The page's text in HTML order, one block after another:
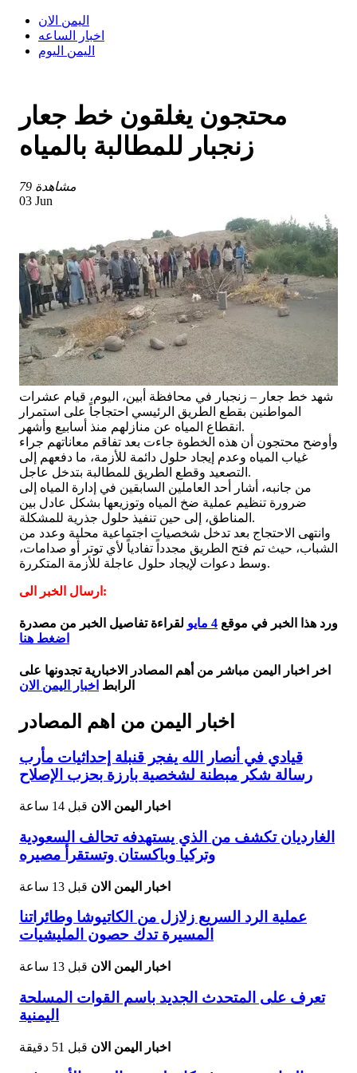
اليمن الان
اخبار الساعه
اليمن اليوم
محتجون يغلقون خط جعار
زنجبار للمطالبة بالمياه
79 مشاهدة
03 Jun
شهد خط جعار – زنجبار في محافظة أبين، اليوم، قيام عشرات
المواطنين بقطع الطريق الرئيسي احتجاجاً على استمرار
انقطاع المياه عن منازلهم منذ أسابيع وأشهر.
وأوضح محتجون أن هذه الخطوة جاءت بعد تفاقم معاناتهم جراء
غياب المياه وعدم إيجاد حلول دائمة للأزمة، ما دفعهم إلى
التصعيد وقطع الطريق للمطالبة بتدخل عاجل.
من جانبه، أشار أحد العاملين السابقين في إدارة المياه إلى
ضرورة تنظيم عملية ضخ المياه وتوزيعها بشكل عادل بين
المناطق، إلى حين تنفيذ حلول جذرية للمشكلة.
وانتهى الاحتجاج بعد تدخل شخصيات اجتماعية محلية وعدد من
الشباب، حيث تم فتح الطريق مجدداً تفادياً لأي توتر أو صدامات،
وسط دعوات لإيجاد حلول عاجلة للأزمة المتكررة.
ارسال الخبر الى:
ورد هذا الخبر في موقع 4 مايو
لقراءة تفاصيل الخبر من مصدرة
اضغط هنا
اخر اخبار اليمن مباشر من أهم المصادر الاخبارية تجدونها على
الرابط اخبار اليمن الان
اخبار اليمن من اهم المصادر
قيادي في أنصار الله يفجر قنبلة إحداثيات مأرب
رسالة شكر مبطنة لشخصية بارزة بحزب الإصلاح
اخبار اليمن الان قبل 14 ساعة
الغارديان تكشف من الذي يستهدفه تحالف السعودية
وتركيا وباكستان وتستقرأ مصيره
اخبار اليمن الان قبل 13 ساعة
عملية الرد السريع زلازل من الكاتيوشا وطائراتنا
المسيرة تدك حصون المليشيات
اخبار اليمن الان قبل 13 ساعة
تعرف على المتحدث الجديد باسم القوات المسلحة
اليمنية
اخبار اليمن الان قبل 51 دقيقة